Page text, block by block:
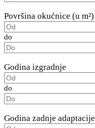
Površina okućnice (u m²)
do
Godina izgradnje
do
Godina zadnje adaptacije